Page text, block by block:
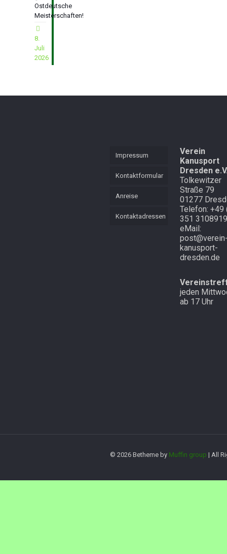
& Sächsische
Meisterschaften
Mannschafts-
Mehrkampf im
beim
Unterarmstütz
Ostdeutsche
Meisterschaften!
8.
Juli
2026
Impressum
Kontaktformular
Anreise
Kontaktadressen
Verein
Kanusport
Dresden
Tolkewitzer
Straße 79
01277
Telefon: +49
351 3108919
eMail:
kanusport-
dresden.de
jeden
ab 17 Uhr
© 2026 Betheme by Muffin group | All